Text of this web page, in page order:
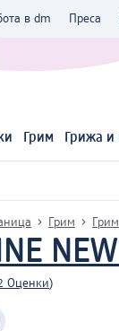
в dm Преса
Грим Грижа
Грим
Оценки)